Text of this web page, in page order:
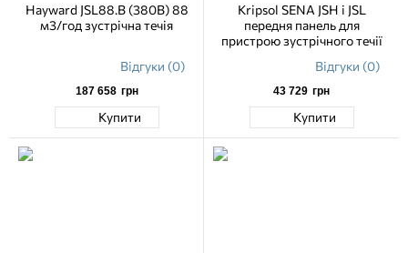
Hayward JSL88.B (380В) 88
м3/год зустрічна течія
Відгуки (0)
187 658 грн
Купити
Кripsol SENA JSH і JSL
передня панель для
пристрою зустрічного течії
Відгуки (0)
43 729 грн
Купити